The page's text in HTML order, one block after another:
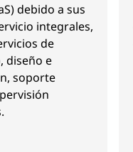
debido a sus
integrales,
de
diseño e
soporte